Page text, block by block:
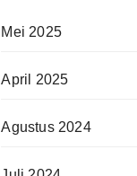
Mei 2025
April 2025
Agustus 2024